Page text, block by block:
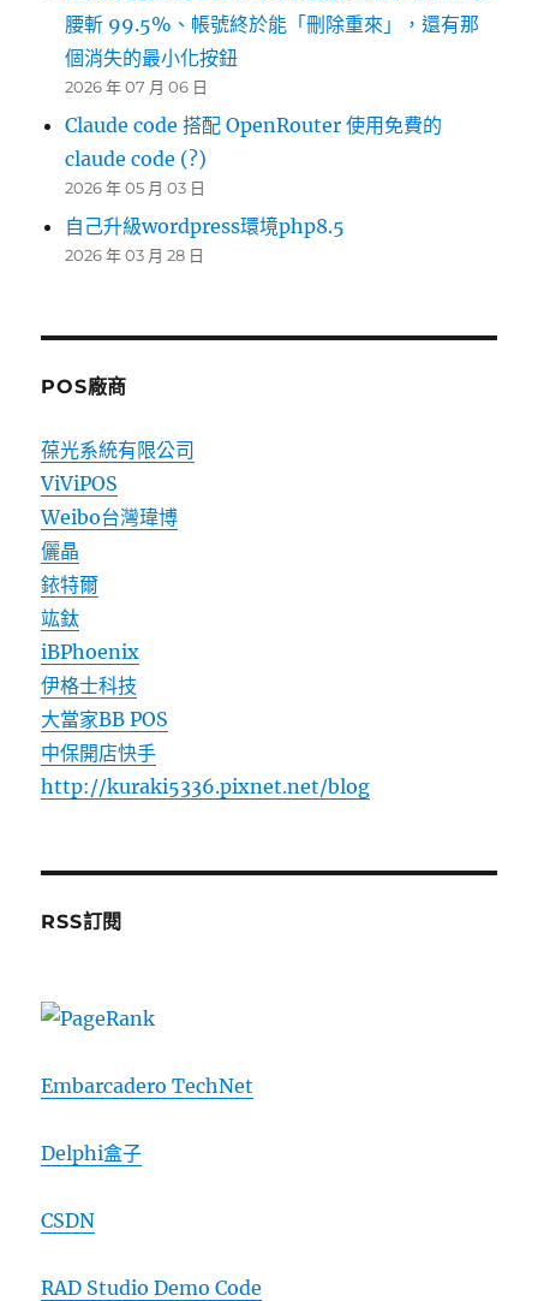
腰斬 99.5%、帳號終於能「刪除重來」，還有那
個消失的最小化按鈕
2026 年 07 月 06 日
Claude code 搭配 OpenRouter 使用免費的
claude code (?)
2026 年 05 月 03 日
自己升級wordpress環境php8.5
2026 年 03 月 28 日
POS廠商
葆光系統有限公司
ViViPOS
Weibo台灣瑋博
儷晶
銥特爾
竑鈦
iBPhoenix
伊格士科技
大當家BB POS
中保開店快手
http://kuraki5336.pixnet.net/blog
RSS訂閱
Embarcadero TechNet
Delphi盒子
CSDN
RAD Studio Demo Code